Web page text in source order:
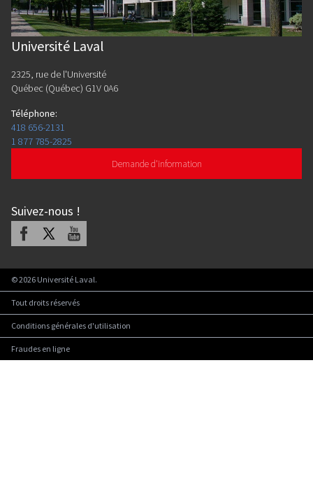
Université Laval
2325, rue de l'Université
Québec (Québec) G1V 0A6
Téléphone:
418 656-2131
1 877 785-2825
Demande d'information
Suivez-nous !
Facebook Youtube
©2026 Université Laval.
Tout droits réservés
Conditions générales d'utilisation
Fraudes en ligne